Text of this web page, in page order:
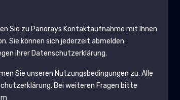
Sie zu Panorays Kontaktaufnahme mit Ihnen
Sie können sich jederzeit abmelden.
ihrer Datenschutzerklärung.
Sie unseren Nutzungsbedingungen zu. Alle
. Bei weiteren Fragen bitte